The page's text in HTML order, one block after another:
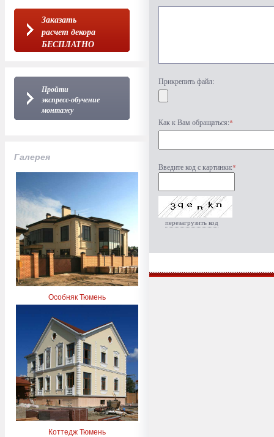
Заказать
расчет декора
БЕСПЛАТНО
Пройти
экспресс-обучение
монтажу
Галерея
Особняк Тюмень
Коттедж Тюмень
Прикрепить файл:
Как к Вам обращаться:*
Введите код с картинки:*
перезагрузить код